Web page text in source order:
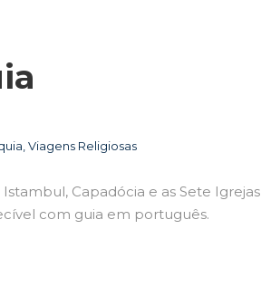
Viagens Religiosas
Capadócia e as Sete Igrejas
com guia em português.